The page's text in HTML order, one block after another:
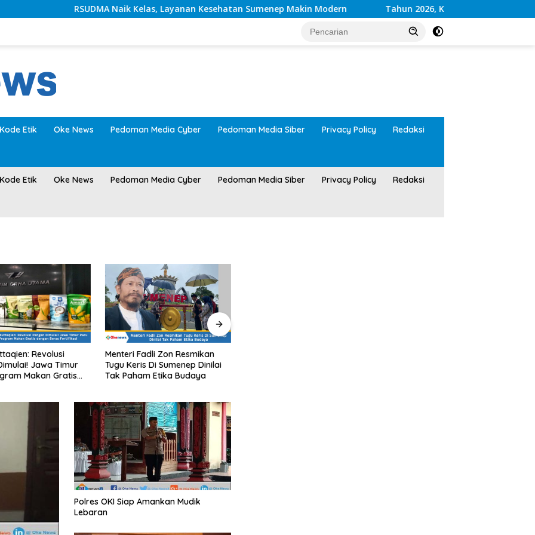
RSUDMA Naik Kelas, Layanan Kesehatan Sumenep Makin Modern Tahun 2026, Kwalitas Layanan Kesehatan
Kode Etik Oke News Pedoman Media Cyber Pedoman Media Siber Privacy Policy Redaksi
Kode Etik Oke News Pedoman Media Cyber Pedoman Media Siber Privacy Policy Redaksi
Zon Resmikan
Di Sumenep Dinilai
Etika Budaya
Efek Razia PSK Minus
Tanggapan Pemerintah, Raja
Hantu : Potret Buruknya
Polres OKI Siap Amankan Mudik
Lebaran